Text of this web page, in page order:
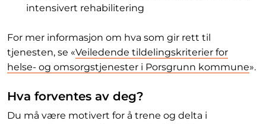
intensivert rehabilitering
For mer informasjon om hva som gir rett til
tjenesten, se «Veiledende tildelingskriterier for
helse- og omsorgstjenester i Porsgrunn kommune».
Hva forventes av deg?
Du må være motivert for å trene og delta i